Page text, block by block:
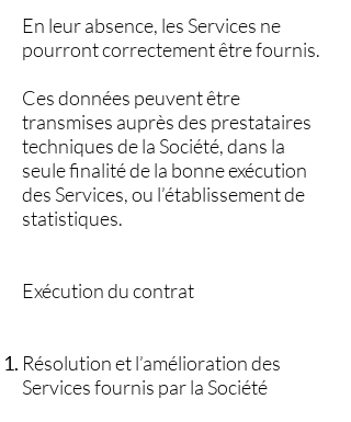
En leur absence, les Services ne
pourront correctement être fournis.
Ces données peuvent être
transmises auprès des prestataires
techniques de la Société, dans la
seule finalité de la bonne exécution
des Services, ou l’établissement de
statistiques.
Exécution du contrat
Résolution et l’amélioration des
Services fournis par la Société